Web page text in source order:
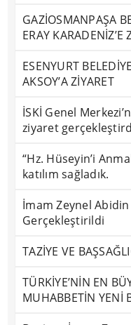
GAZİOSMANPAŞA
ERAY KARADENİZ’E
ESENYURT
AKSOY’A ZİYARET
İSKİ Genel
ziyaret
“Hz. Hüseyin’i
katılım sağladık.
İmam Zeynel
Gerçekleştirildi
TAZİYE VE
TÜRKİYE’NİN EN
MUHABBETİN YENİ